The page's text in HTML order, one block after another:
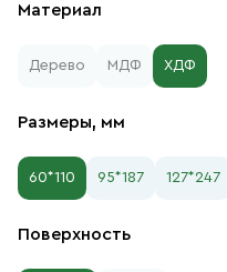
Материал
Дерево МДФ ХДФ
Размеры, мм
60*110 95*187 127*247
Поверхность